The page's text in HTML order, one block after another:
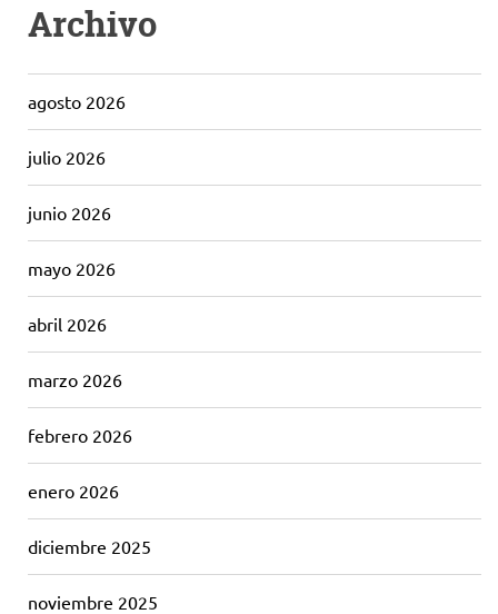
Archivo
agosto 2026
julio 2026
junio 2026
mayo 2026
abril 2026
marzo 2026
febrero 2026
enero 2026
diciembre 2025
noviembre 2025